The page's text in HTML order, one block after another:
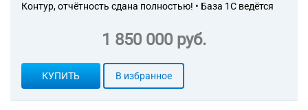
Контур, отчётность сдана полностью! • База 1С ведётся
1 850 000 руб.
КУПИТЬ В избранное